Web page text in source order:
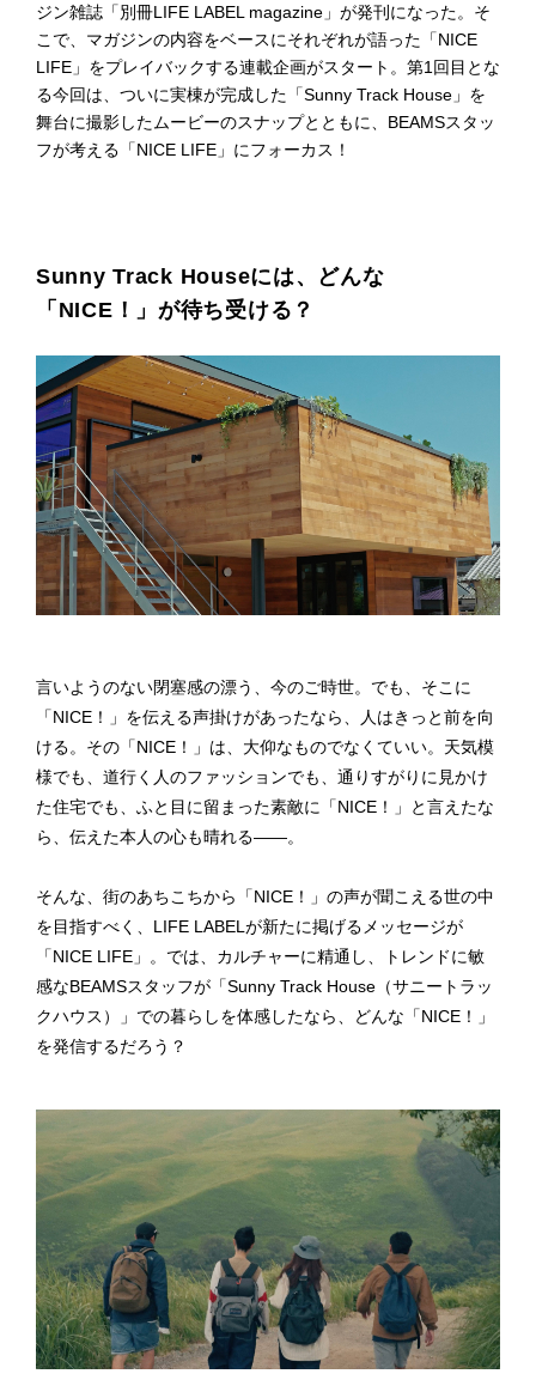
企業の
方へ
お問い
合わせ
プライ
ジン雑誌「別冊LIFE LABEL magazine」が発刊になった。そ
こで、マガジンの内容をベースにそれぞれが語った「NICE
LIFE」をプレイバックする連載企画がスタート。第1回目とな
る今回は、ついに実棟が完成した「Sunny Track House」を
舞台に撮影したムービーのスナップとともに、BEAMSスタッ
フが考える「NICE LIFE」にフォーカス！
Sunny Track Houseには、どんな
「NICE！」が待ち受ける？
言いようのない閉塞感の漂う、今のご時世。でも、そこに
「NICE！」を伝える声掛けがあったなら、人はきっと前を向
ける。その「NICE！」は、大仰なものでなくていい。天気模
様でも、道行く人のファッションでも、通りすがりに見かけ
た住宅でも、ふと目に留まった素敵に「NICE！」と言えたな
ら、伝えた本人の心も晴れる——。
そんな、街のあちこちから「NICE！」の声が聞こえる世の中
を目指すべく、LIFE LABELが新たに掲げるメッセージが
「NICE LIFE」。では、カルチャーに精通し、トレンドに敏
感なBEAMSスタッフが「Sunny Track House（サニートラッ
クハウス）」での暮らしを体感したなら、どんな「NICE！」
を発信するだろう？